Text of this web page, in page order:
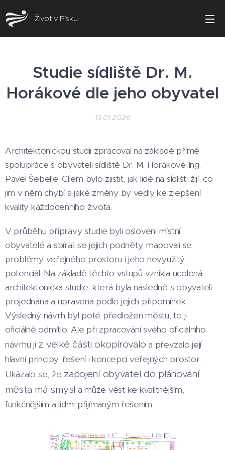
Život v Písku
Studie sídliště Dr. M.
Horákové dle jeho obyvatel
13.01.2026
Architektonickou studii zpracoval na základě přímé
spolupráce s obyvateli sídliště Dr. M. Horákové Ing.
Pavel Šebelle. Cílem bylo zjistit, jak lidé na sídlišti žijí, co
jim v něm chybí a jaké změny by vedly ke zlepšení
kvality každodenního života.
V průběhu přípravy studie byli osloveni místní
obyvatelé a sbírali se jejich podněty, mapovali se
problémy veřejného prostoru i jeho nevyužitý
potenciál. Na základě těchto vstupů vznikla ucelená
architektonická studie, která byla následně s obyvateli
projednána a upravena podle jejich připomínek.
Výsledný návrh byl poté předložen městu, to ji
oficiálně odmítlo. Ale při zpracování svého oficiálního
návrhu ji z velké části okopírovalo a převzalo její
hlavní principy, řešení i koncepci veřejných prostor.
Ukázalo se, že zapojení obyvatel do plánování
města má smysl a může vést ke kvalitnějším,
funkčnějším a lidmi přijímaným řešením.